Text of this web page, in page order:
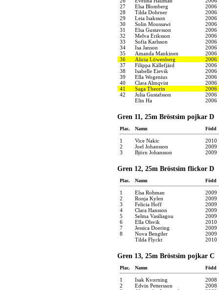
27
Elsa Blomberg
2006
28
Tilda Dohrner
2006
29
Leia Isaksson
2006
30
Solin Moussawi
2006
31
Elsa Gustavsson
2006
32
Melva Eriksson
2006
33
Sofia Karlsson
2006
34
Isa Janson
2006
35
Amanda Mankinen
2006
36
Alicia Löwenberg
2006
37
Filippa Källefjärd
2006
38
Isabelle Eievik
2006
39
Ella Wogenius
2006
40
Clara Almqvist
2006
41
Saga Theorin
2006
42
Julia Gustafsson
2006
Elin Ha
2006
Gren 11, 25m Bröstsim pojkar D
Plac. Namn Född
1 Vice Nakic
2010
2
Joel Johansson
2009
3
Björn Johansson 2009
Gren 12, 25m Bröstsim flickor D
Plac. Namn Född
1 Elsa Rohman
2009
2
Ronja Kylen
2009
3
Felicia Hoff
2009
4
Clara Hansson
2009
5
Selma Vasiliagou
2009
6
Ella Olsvik
2010
7
Jessica Doering
2009
8
Nova Bengtler
2009
Tilda Flyckt
2010
Gren 13, 25m Bröstsim pojkar C
Plac. Namn Född
1 Isak Kvorning
2008
2
Edvin Pettersson
2008